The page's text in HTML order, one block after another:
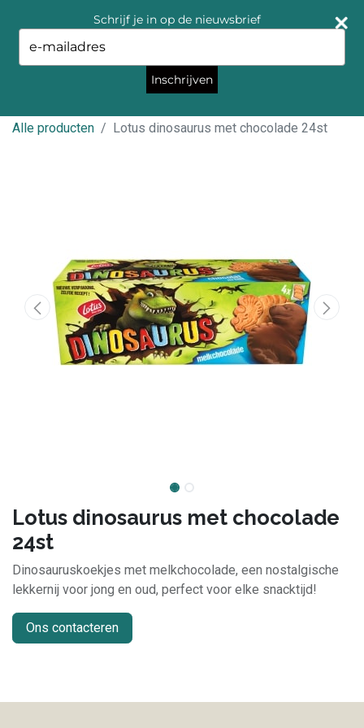
Alle producten Lotus dinosaurus met chocolade 24st
Lotus dinosaurus met chocolade
24st
Dinosauruskoekjes met melkchocolade, een nostalgische
lekkernij voor jong en oud, perfect voor elke snacktijd!
Ons contacteren
Schrijf je in op de nieuwsbrief
your
email
Inschrijven